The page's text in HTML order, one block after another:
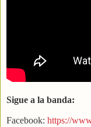
Sigue a la banda:
Facebook: https://